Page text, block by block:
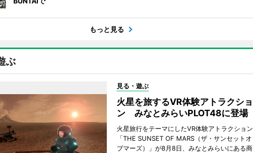
もっと見る
ぶ
見る・遊ぶ
火星を旅するVR体験アトラクショ
ン みなとみらいPLOT48に登場
火星旅行をテーマにしたVR体験アトラクション
「THE SUNSET OF MARS（ザ・サンセットオ
ブマーズ）」が8月8日、みなとみらいにある商